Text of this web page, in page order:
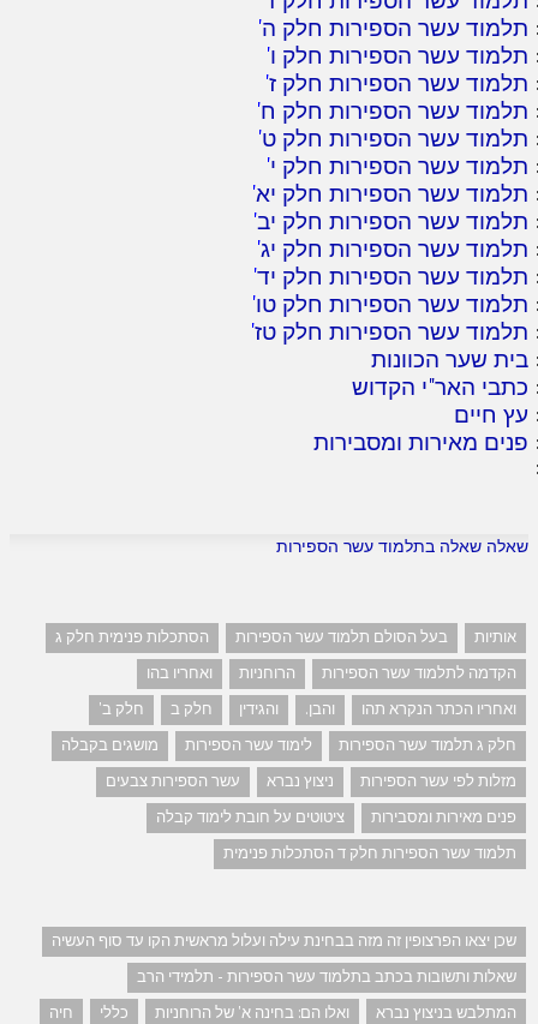
תלמוד עשר הספירות חלק ה'
תלמוד עשר הספירות חלק ו'
תלמוד עשר הספירות חלק ז'
תלמוד עשר הספירות חלק ח'
תלמוד עשר הספירות חלק ט'
תלמוד עשר הספירות חלק י'
תלמוד עשר הספירות חלק יא'
תלמוד עשר הספירות חלק יב'
תלמוד עשר הספירות חלק יג'
תלמוד עשר הספירות חלק יד'
תלמוד עשר הספירות חלק טו'
תלמוד עשר הספירות חלק טז'
בית שער הכוונות
כתבי האר"י הקדוש
עץ חיים
פנים מאירות ומסבירות
שאלה שאלה בתלמוד עשר הספירות
אותיות בעל הסולם תלמוד עשר הספירות
הסתכלות פנימית חלק ג
הקדמה לתלמוד עשר הספירות
הרוחניות
ואחריו בהו
ואחריו הכתר הנקרא תהו
והבן. והגידין חלק ב
חלק ב'
חלק ג תלמוד עשר הספירות
לימוד עשר הספירות
מושגים בקבלה
מזלות לפי עשר הספירות
ניצוץ נברא
עשר הספירות צבעים
פנים מאירות ומסבירות
ציטוטים על חובת לימוד קבלה
תלמוד עשר הספירות חלק ד הסתכלות פנימית
שכן יצאו הפרצופין זה מזה בבחינת עילה ועלול מראשית הקו עד סוף העשיה
שאלות ותשובות בכתב בתלמוד עשר הספירות - תלמידי הרב
המתלבש בניצוץ נברא
ואלו הם: בחינה א' של הרוחניות כללי
חיה